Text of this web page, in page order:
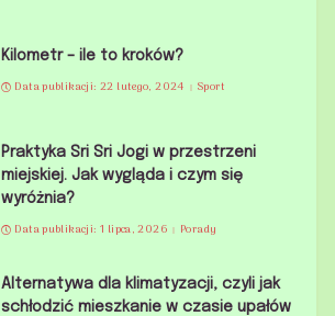
Kilometr – ile to kroków?
Data publikacji: 22 lutego, 2024 Sport
Praktyka Sri Sri Jogi w przestrzeni
miejskiej. Jak wygląda i czym się
wyróżnia?
Data publikacji: 1 lipca, 2026 Porady
Alternatywa dla klimatyzacji, czyli jak
schłodzić mieszkanie w czasie upałów